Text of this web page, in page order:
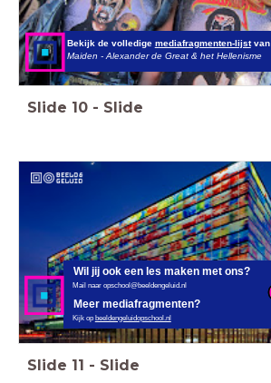
Bekijk de volledige mediafragmenten-lijstvan
Maiden - Alexander de Great & het Hellenisme
Slide 10 - Slide
Meer mediafragmenten?
Kijk op beeldengeluidopschool.nl
Mail naar opschool@beeldengeluid.nl
Wil jij ook een les maken met ons?
Slide 11 - Slide